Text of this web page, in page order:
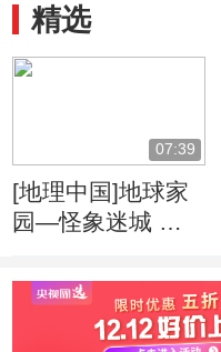
精选
07:39
[地理中国]地球家
园—怪象迷城 河
现